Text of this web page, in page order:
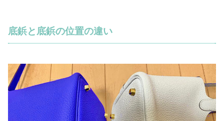
底鋲と底鋲の位置の違い